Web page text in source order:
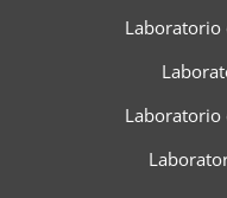
Laboratorio
Laboratorio